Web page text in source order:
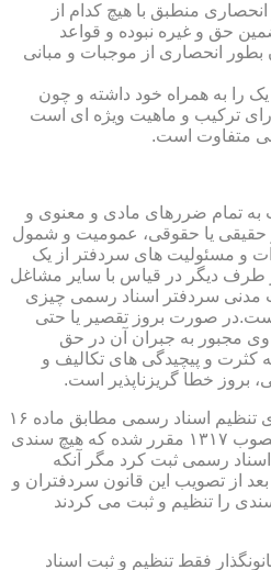
منطبق با هیچ کدام از
حق و غیره نبوده و قواعد
بطور انحصاری از موجبات و مبانی
را به همراه خود داشته و چون
ترکیب و ماهیت ویژه ای است
متفاوت است.
تمام ضررهای مادی و معنوی و
حقیقی یا حقوقی، عمومیت و شمول
و مسئولیت های سردفتر از یک
دیگر در قیاس با سایر مشاغل
مدنی سردفتر اسناد رسمی چیزی
صورت بروز تقصیر یا حتی
مجبور به جبران آن در حق
کثرت و پیچیدگی های تکالیف و
بروز خطا گریزناپذیر است.
مبحث سوم): موانع موجود برای تنظیم اسناد رسمی مطابق ماده ۱۶
آیین نامه دفاتر اسناد رسمی مصوب ۱۳۱۷ مقرر شده که هیچ سندی
اسناد رسمی ثبت کرد مگر آنکه
از تصویب این قانون سردفتران و
را تنظیم و ثبت می کردند
قانونگذار فقط تنظیم و ثبت اسناد